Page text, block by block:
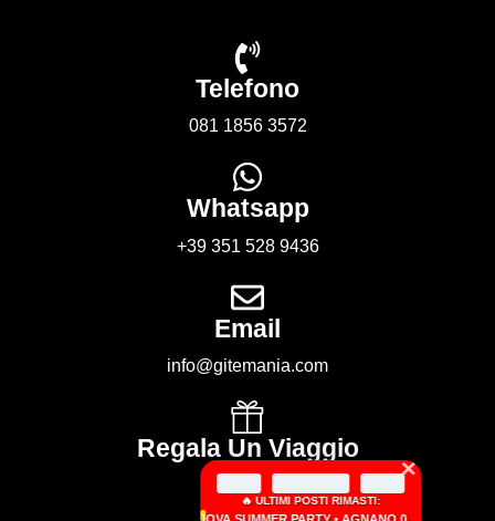
Telefono
081 1856 3572
Whatsapp
+39 351 528 9436
Email
info@gitemania.com
Regala Un Viaggio
×
🔥 ULTIMI POSTI RIMASTI: